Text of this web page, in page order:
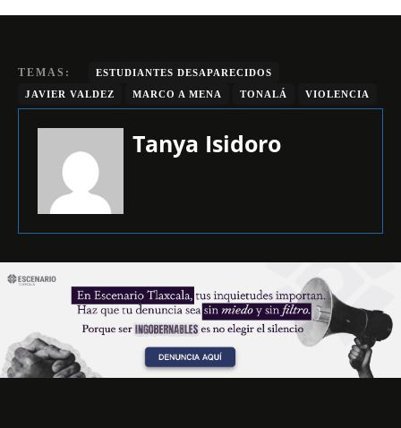
TEMAS:
ESTUDIANTES DESAPARECIDOS
JAVIER VALDEZ
MARCO A MENA TONALÁ VIOLENCIA
Tanya Isidoro